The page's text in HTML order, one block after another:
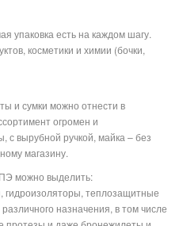
упаковка есть на каждом шагу.
косметики и химии (бочки,
и сумки можно отнести в
огромен и
с вырубной ручкой, майка – без
магазину.
можно выделить:
теплозащитные
назначения, в том числе